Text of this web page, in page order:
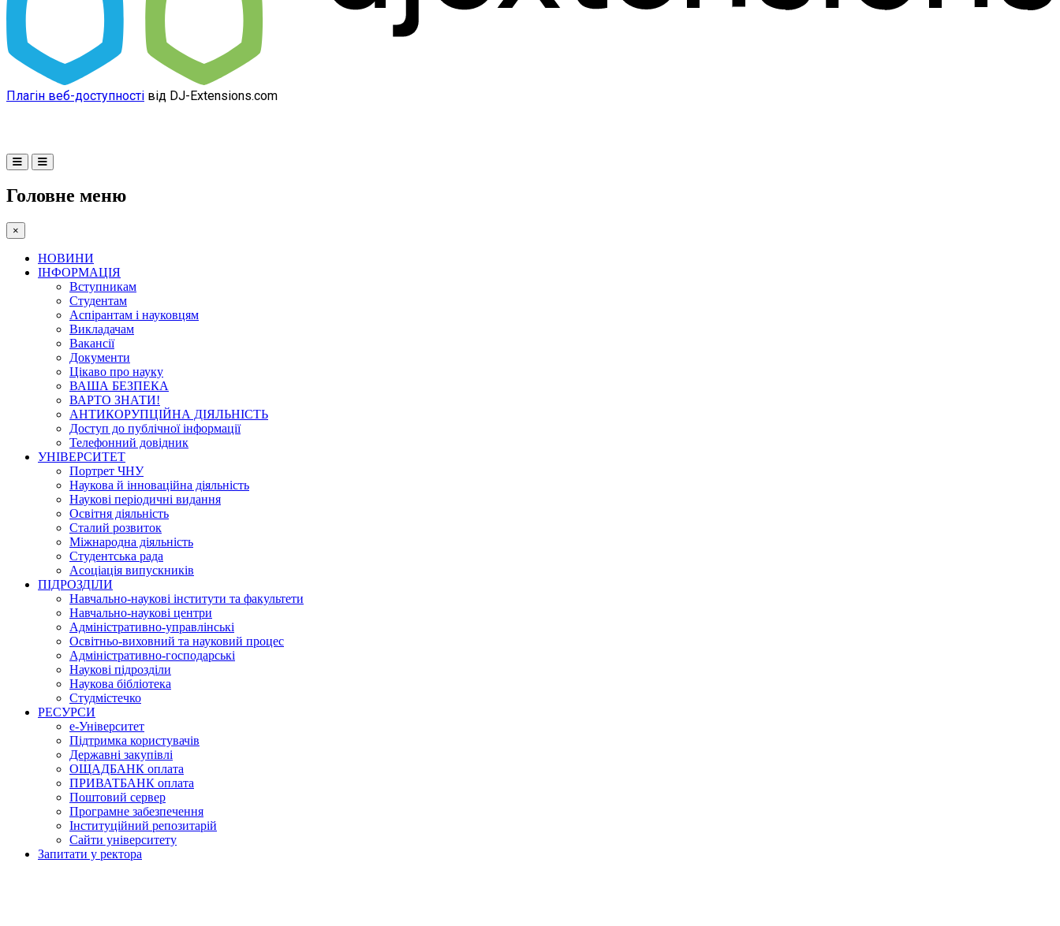
Плагін веб-доступності від DJ-Extensions.com
Головне меню
×
НОВИНИ
ІНФОРМАЦІЯ
Вступникам
Студентам
Аспірантам і науковцям
Викладачам
Вакансії
Документи
Цікаво про науку
ВАША БЕЗПЕКА
ВАРТО ЗНАТИ!
АНТИКОРУПЦІЙНА ДІЯЛЬНІСТЬ
Доступ до публічної інформації
Телефонний довідник
УНІВЕРСИТЕТ
Портрет ЧНУ
Наукова й інноваційна діяльність
Наукові періодичні видання
Освітня діяльність
Сталий розвиток
Міжнародна діяльність
Студентська рада
Асоціація випускників
ПІДРОЗДІЛИ
Навчально-наукові інститути та факультети
Навчально-наукові центри
Адміністративно-управлінські
Освітньо-виховний та науковий процес
Адміністративно-господарські
Наукові підрозділи
Наукова бібліотека
Студмістечко
РЕСУРСИ
е-Університет
Підтримка користувачів
Державні закупівлі
ОЩАДБАНК оплата
ПРИВАТБАНК оплата
Поштовий сервер
Програмне забезпечення
Інституційний репозитарій
Сайти університету
Запитати у ректора